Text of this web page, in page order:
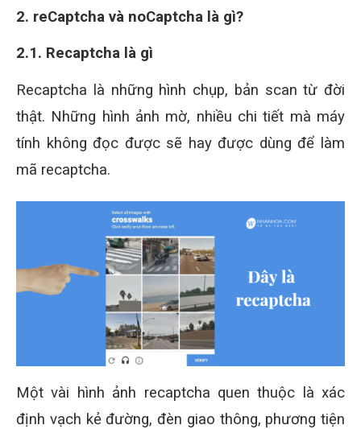
2. reCaptcha và noCaptcha là gì?
2.1. Recaptcha là gì
Recaptcha là những hình chụp, bản scan từ đời
thật. Những hình ảnh mờ, nhiều chi tiết mà máy
tính không đọc được sẽ hay được dùng để làm
mã recaptcha.
Một vài hình ảnh recaptcha quen thuộc là xác
định vạch kẻ đường, đèn giao thông, phương tiện